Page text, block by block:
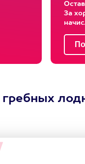
За